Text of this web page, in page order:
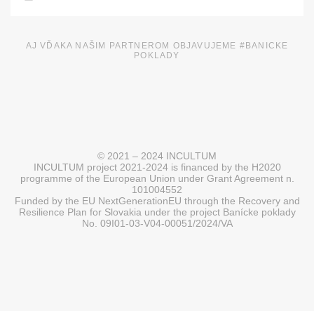
AJ VĎAKA NAŠIM PARTNEROM OBJAVUJEME #BANICKE
POKLADY
© 2021 – 2024 INCULTUM
INCULTUM project 2021-2024 is financed by the H2020
programme of the European Union under Grant Agreement n.
101004552
Funded by the EU NextGenerationEU through the Recovery and
Resilience Plan for Slovakia under the project Banícke poklady
No. 09I01-03-V04-00051/2024/VA